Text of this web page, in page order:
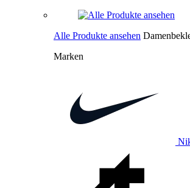
Alle Produkte ansehen
Marken